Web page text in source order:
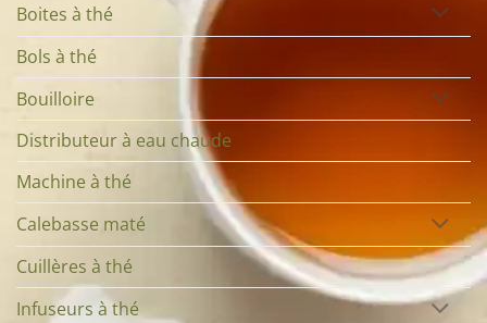
Boites à thé
Bols à thé
Bouilloire
Distributeur à eau chaude
Machine à thé
Calebasse maté
Cuillères à thé
Infuseurs à thé